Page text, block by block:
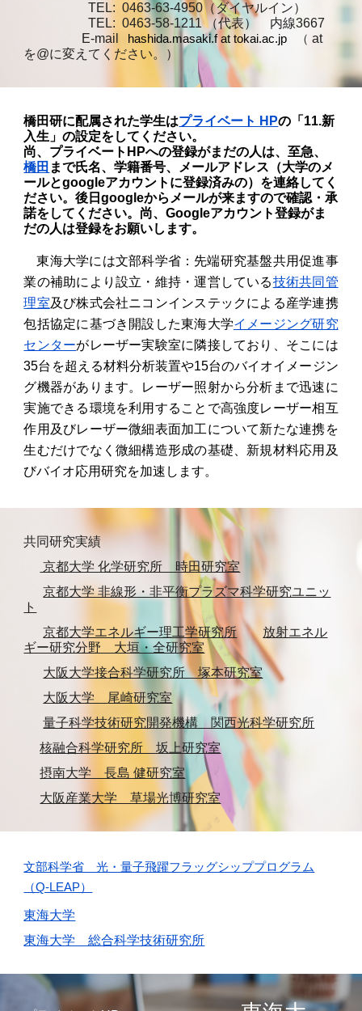
TEL: 0463-63-4950（ダイヤルイン）
TEL: 0463-58-1211 （代表） 内線3667
E-mail
hashida.masaki.f at tokai.ac.jp （ at
を@に変えてください。）
橋田研に配属された学生はプライベート HPの「11.新
入生」の設定をしてください。
尚、プライベートHPへの登録がまだの人は、至急、
橋田 まで氏名、学籍番号、メールアドレス（大学のメ
ールとgoogleアカウントに登録済みの）を連絡してく
ださい。後日googleからメールが来ますので確認・承
諾をしてください。尚、Googleアカウント登録がま
だの人は登録をお願いします。
東海大学には文部科学省：先端研究基盤共用促進事
業の補助により設立・維持・運営している技術共同管
理室及び株式会社ニコンインステックによる産学連携
包括協定に基づき開設した東海大学イメージング研究
センターがレーザー実験室に隣接しており、そこには
35台を超える材料分析装置や15台のバイオイメージン
グ機器があります。レーザー照射から分析まで迅速に
実施できる環境を利用することで高強度レーザー相互
作用及びレーザー微細表面加工について新たな連携を
生むだけでなく微細構造形成の基礎、新規材料応用及
びバイオ応用研究を加速します。
共同研究実績
京都大学 化学研究所 時田研究室
京都大学 非線形・非平衡プラズマ科学研究ユニッ
ト
京都大学エネルギー理工学研究所
放射エネル
ギー研究分野 大垣・全研究室
大阪大学接合科学研究所 塚本研究室
大阪大学 尾崎研究室
量子科学技術研究開発機構 関西光科学研究所
核融合科学研究所 坂上研究室
摂南大学 長島 健研究室
大阪産業大学 草場光博研究室
文部科学省 光・量子飛躍フラッグシッププログラム
（Q-LEAP）
東海大学
東海大学 総合科学技術研究所